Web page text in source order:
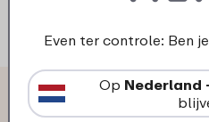
Wat anderen
Even ter controle: Ben
Op Nederland